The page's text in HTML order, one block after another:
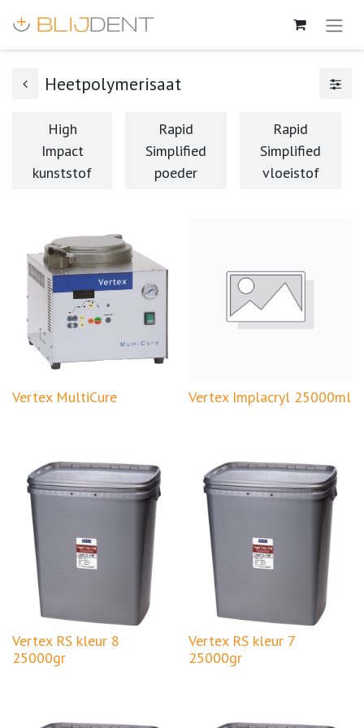
Heetpolymerisaat
High
Impact
kunststof
Rapid
Simplified
poeder
Rapid
Simplified
vloeistof
Vertex MultiCure Vertex Implacryl 25000ml
Vertex RS kleur 8
25000gr
Vertex RS kleur 7
25000gr